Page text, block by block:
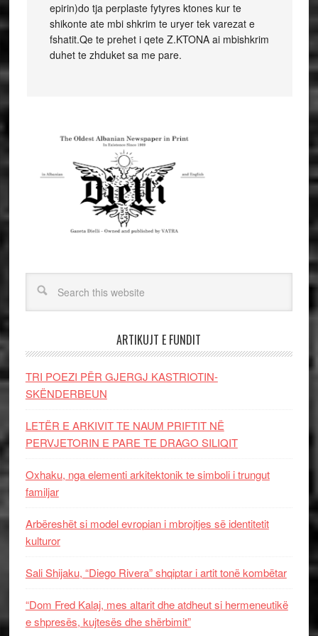
epirin)do tja perplaste fytyres ktones kur te
shikonte ate mbi shkrim te uryer tek varezat e
fshatit.Qe te prehet i qete Z.KTONA ai mbishkrim
duhet te zhduket sa me pare.
ARTIKUJT E FUNDIT
TRI POEZI PËR GJERGJ KASTRIOTIN-
SKËNDERBEUN
LETËR E ARKIVIT TE NAUM PRIFTIT NË
PERVJETORIN E PARE TE DRAGO SILIQIT
Oxhaku, nga elementi arkitektonik te simboli i trungut
familjar
Arbëreshët si model evropian i mbrojtjes së identitetit
kulturor
Sali Shijaku, “Diego Rivera” shqiptar i artit tonë kombëtar
“Dom Fred Kalaj, mes altarit dhe atdheut si hermeneutikë
e shpresës, kujtesës dhe shërbimit”